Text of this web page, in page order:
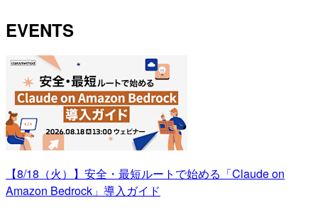
EVENTS
【8/18（火）】安全・最短ルートで始める「Claude on
Amazon Bedrock」導入ガイド